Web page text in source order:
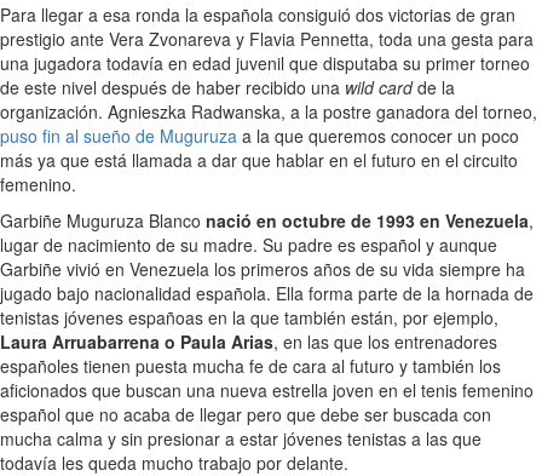
Para llegar a esa ronda la española consiguió dos victorias de gran
prestigio ante Vera Zvonareva y Flavia Pennetta, toda una gesta para
una jugadora todavía en edad juvenil que disputaba su primer torneo
de este nivel después de haber recibido una wild cardde la
organización. Agnieszka Radwanska, a la postre ganadora del torneo,
puso fin al sueño de Muguruza a la que queremos conocer un poco
más ya que está llamada a dar que hablar en el futuro en el circuito
femenino.
Garbiñe Muguruza Blanco nació en octubre de 1993 en Venezuela,
lugar de nacimiento de su madre. Su padre es español y aunque
Garbiñe vivió en Venezuela los primeros años de su vida siempre ha
jugado bajo nacionalidad española. Ella forma parte de la hornada de
tenistas jóvenes españoas en la que también están, por ejemplo,
Laura Arruabarrena o Paula Arias, en las que los entrenadores
españoles tienen puesta mucha fe de cara al futuro y también los
aficionados que buscan una nueva estrella joven en el tenis femenino
español que no acaba de llegar pero que debe ser buscada con
mucha calma y sin presionar a estar jóvenes tenistas a las que
todavía les queda mucho trabajo por delante.